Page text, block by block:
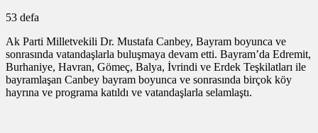
53 defa
Ak Parti Milletvekili Dr. Mustafa Canbey, Bayram boyunca ve
sonrasında vatandaşlarla buluşmaya devam etti. Bayram’da Edremit,
Burhaniye, Havran, Gömeç, Balya, İvrindi ve Erdek Teşkilatları ile
bayramlaşan Canbey bayram boyunca ve sonrasında birçok köy
hayrına ve programa katıldı ve vatandaşlarla selamlaştı.